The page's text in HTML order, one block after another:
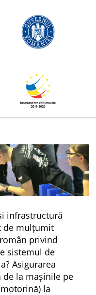
infrastructură
de mulțumit
privind
sistemul de
Asigurarea
de la mașinile pe
la